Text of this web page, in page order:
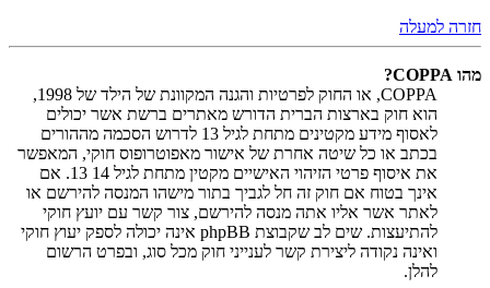
חזרה למעלה
מהו COPPA?
COPPA, או החוק לפרטיות והגנה המקוונת של הילד של 1998,
הוא חוק בארצות הברית הדורש מאתרים ברשת אשר יכולים
לאסוף מידע מקטינים מתחת לגיל 13 לדרוש הסכמה מההורים
בכתב או כל שיטה אחרת של אישור מאפוטרופוס חוקי, המאפשר
את איסוף פרטי הזיהוי האישיים מקטין מתחת לגיל 14 13. אם
אינך בטוח אם חוק זה חל לגביך בתור מישהו המנסה להירשם או
לאתר אשר אליו אתה מנסה להירשם, צור קשר עם יועץ חוקי
להתיעצות. שים לב שקבוצת phpBB אינה יכולה לספק יעוץ חוקי
ואינה נקודה ליצירת קשר לענייני חוק מכל סוג, ובפרט הרשום
להלן.